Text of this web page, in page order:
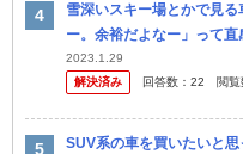
雪深いスキー場とかで見
ー。余裕だよなー」って
フォレスター、アウトバッ
浮か...
2023.1.29
解決済み
回答数： 22 閲覧
SUV系の車を買いたいと